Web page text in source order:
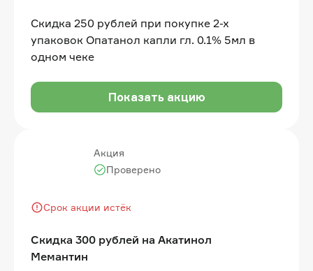
Скидка 250 рублей при покупке 2-х
упаковок Опатанол капли гл. 0.1% 5мл в
одном чеке
Показать акцию
Акция
Скидка 300 рублей на Акатинол
Мемантин
Срок акции истёк
Проверено